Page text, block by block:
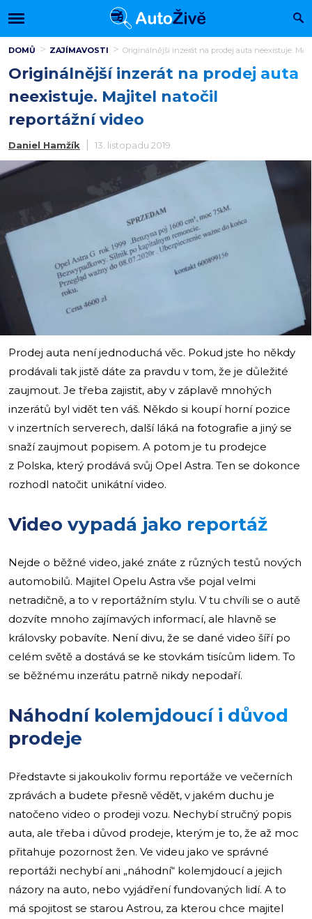
DOMŮ ZAJÍMAVOSTI Originálnější inzerát na prodej auta neexistuje.
Originálnější inzerát na prodej auta
neexistuje. Majitel natočil
reportážní video
Daniel Hamžík 13. listopadu 2019
Prodej auta není jednoduchá věc. Pokud jste ho někdy
prodávali tak jistě dáte za pravdu v tom, že je důležité
zaujmout. Je třeba zajistit, aby v záplavě mnohých
inzerátů byl vidět ten váš. Někdo si koupí horní pozice
v inzertních serverech, další láká na fotografie a jiný se
snaží zaujmout popisem. A potom je tu prodejce
z Polska, který prodává svůj Opel Astra. Ten se dokonce
rozhodl natočit unikátní video.
Video vypadá jako reportáž
Nejde o běžné video, jaké znáte z různých testů nových
automobilů. Majitel Opelu Astra vše pojal velmi
netradičně, a to v reportážním stylu. V tu chvíli se o autě
dozvíte mnoho zajímavých informací, ale hlavně se
královsky pobavíte. Není divu, že se dané video šíří po
celém světě a dostává se ke stovkám tisícům lidem. To
se běžnému inzerátu patrně nikdy nepodaří.
Náhodní kolemjdoucí i důvod
prodeje
Představte si jakoukoliv formu reportáže ve večerních
zprávách a budete přesně vědět, v jakém duchu je
natočeno video o prodeji vozu. Nechybí stručný popis
auta, ale třeba i důvod prodeje, kterým je to, že až moc
přitahuje pozornost žen. Ve videu jako ve správné
reportáži nechybí ani „náhodní“ kolemjdoucí a jejich
názory na auto, nebo vyjádření fundovaných lidí. A to
má spojitost se starou Astrou, za kterou chce majitel